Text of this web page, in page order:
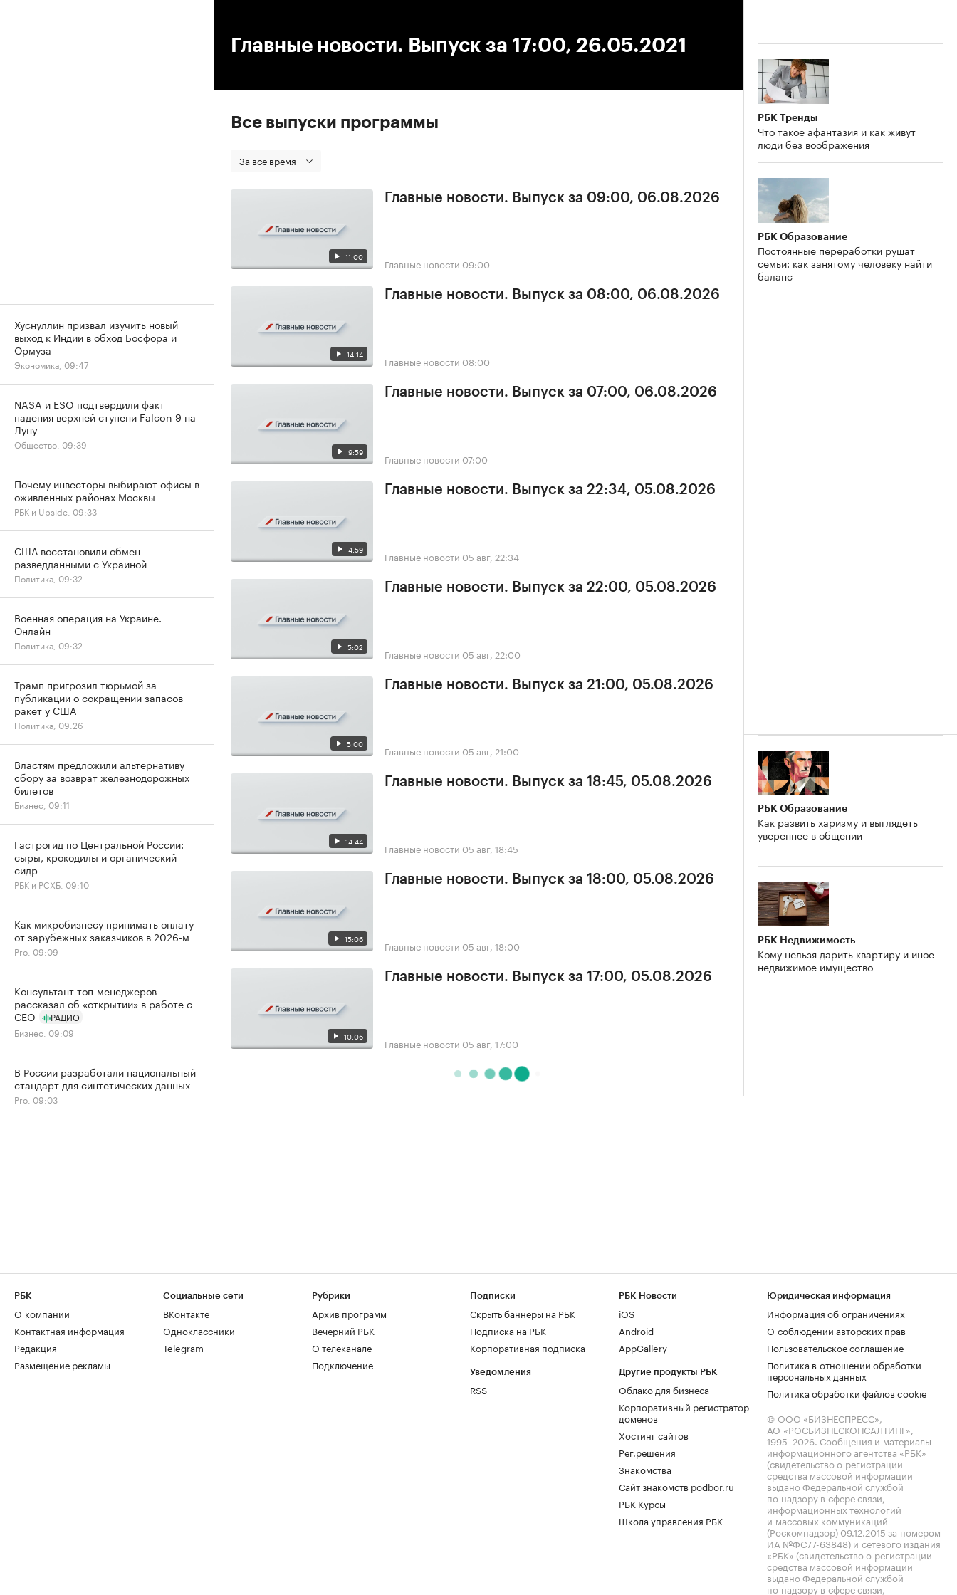
Главные новости. Выпуск за 17:00, 26.05.2021
Все выпуски программы
За все время
11:00
Главные новости. Выпуск за 09:00, 06.08.2026
Главные новости 09:00
14:14
Главные новости. Выпуск за 08:00, 06.08.2026
Главные новости 08:00
9:59
Главные новости. Выпуск за 07:00, 06.08.2026
Главные новости 07:00
4:59
Главные новости. Выпуск за 22:34, 05.08.2026
Главные новости 05 авг, 22:34
5:02
Главные новости. Выпуск за 22:00, 05.08.2026
Главные новости 05 авг, 22:00
5:00
Главные новости. Выпуск за 21:00, 05.08.2026
Главные новости 05 авг, 21:00
14:44
Главные новости. Выпуск за 18:45, 05.08.2026
Главные новости 05 авг, 18:45
15:06
Главные новости. Выпуск за 18:00, 05.08.2026
Главные новости 05 авг, 18:00
10:06
Главные новости. Выпуск за 17:00, 05.08.2026
Главные новости 05 авг, 17:00
РБК Тренды
Что такое афантазия и как живут
люди без воображения
РБК Образование
Постоянные переработки рушат
семьи: как занятому человеку найти
баланс
РБК Образование
Как развить харизму и выглядеть
увереннее в общении
РБК Недвижимость
Кому нельзя дарить квартиру и иное
недвижимое имущество
Хуснуллин призвал изучить новый
выход к Индии в обход Босфора и
Ормуза
Экономика, 09:47
NASA и ESO подтвердили факт
падения верхней ступени Falcon 9 на
Луну
Общество, 09:39
Почему инвесторы выбирают офисы в
оживленных районах Москвы
РБК и Upside, 09:33
США восстановили обмен
разведданными с Украиной
Политика, 09:32
Военная операция на Украине.
Онлайн
Политика, 09:32
Трамп пригрозил тюрьмой за
публикации о сокращении запасов
ракет у США
Политика, 09:26
Властям предложили альтернативу
сбору за возврат железнодорожных
билетов
Бизнес, 09:11
Гастрогид по Центральной России:
сыры, крокодилы и органический
сидр
РБК и РСХБ, 09:10
Как микробизнесу принимать оплату
от зарубежных заказчиков в 2026-м
Pro, 09:09
Консультант топ-менеджеров
рассказал об «открытии» в работе с
CEO
РАДИО
Бизнес, 09:09
В России разработали национальный
стандарт для синтетических данных
Pro, 09:03
РБК
О компании
Контактная информация
Редакция
Размещение рекламы
Социальные сети
ВКонтакте
Одноклассники
Telegram
Рубрики
Архив программ
Вечерний РБК
О телеканале
Подключение
Подписки
Скрыть баннеры на РБК
Подписка на РБК
Корпоративная подписка
Уведомления
RSS
РБК Новости
iOS
Android
AppGallery
Другие продукты РБК
Облако для бизнеса
Корпоративный регистратор
доменов
Хостинг сайтов
Рег.решения
Знакомства
Сайт знакомств podbor.ru
РБК Курсы
Школа управления РБК
Юридическая информация
Информация об ограничениях
О соблюдении авторских прав
Пользовательское соглашение
Политика в отношении обработки
персональных данных
Политика обработки файлов cookie
© ООО «БИЗНЕСПРЕСС»,
АО «РОСБИЗНЕСКОНСАЛТИНГ»,
1995–2026. Сообщения и материалы
информационного агентства «РБК»
(свидетельство о регистрации
средства массовой информации
выдано Федеральной службой
по надзору в сфере связи,
информационных технологий
и массовых коммуникаций
(Роскомнадзор) 09.12.2015 за номером
ИА №ФС77-63848) и сетевого издания
«РБК» (свидетельство о регистрации
средства массовой информации
выдано Федеральной службой
по надзору в сфере связи,